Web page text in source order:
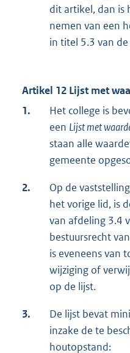
dit artikel, dan is
nemen van een
in titel 5.3 van
Artikel 12 Lijst met
1.
Het college is
een Lijst met
staan alle
gemeente
2.
Op de
het vorige lid, is
van afdeling 3.4
bestuursrecht
is eveneens van
wijziging of
op de lijst.
3.
De lijst bevat
inzake de te
houtopstand: